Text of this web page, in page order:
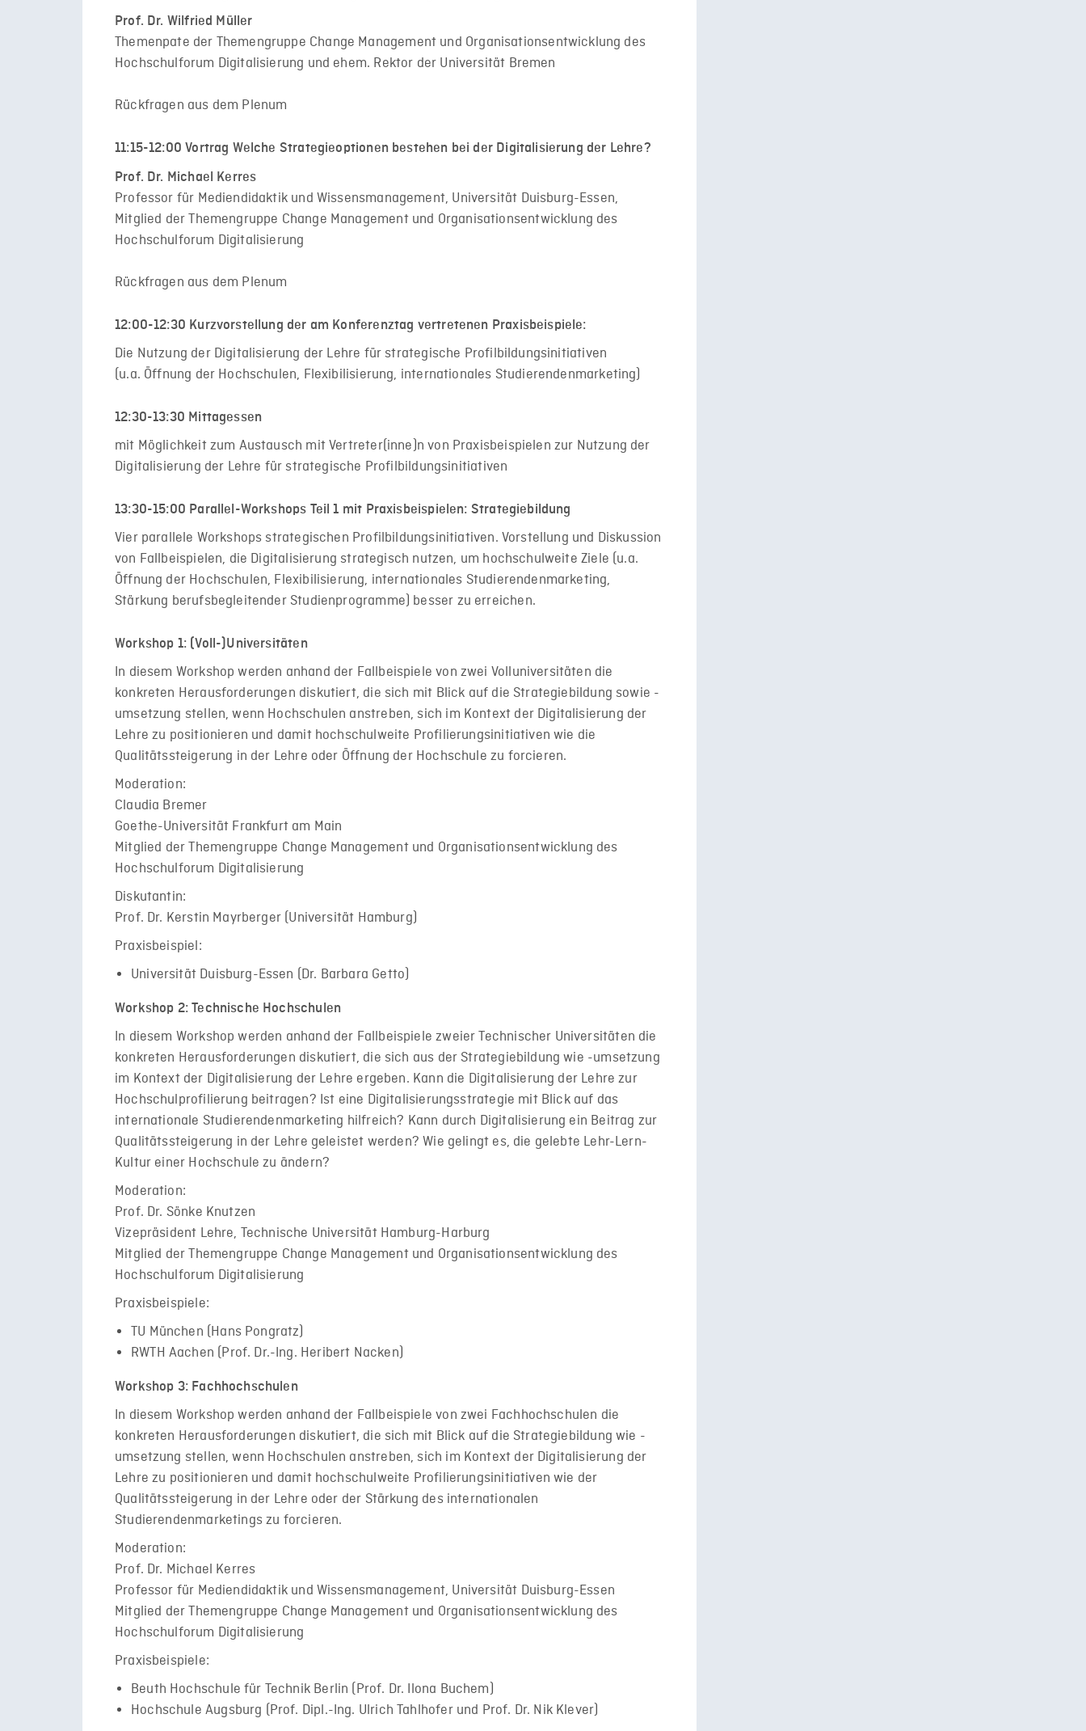
Prof. Dr. Wilfried Müller
Themenpate der Themengruppe Change Management und Organisationsentwicklung des
Hochschulforum Digitalisierung und ehem. Rektor der Universität Bremen
Rückfragen aus dem Plenum
11:15-12:00 Vortrag Welche Strategieoptionen bestehen bei der Digitalisierung der Lehre?
Prof. Dr. Michael Kerres
Professor für Mediendidaktik und Wissensmanagement, Universität Duisburg-Essen,
Mitglied der Themengruppe Change Management und Organisationsentwicklung des
Hochschulforum Digitalisierung
Rückfragen aus dem Plenum
12:00-12:30 Kurzvorstellung der am Konferenztag vertretenen Praxisbeispiele:
Die Nutzung der Digitalisierung der Lehre für strategische Profilbildungsinitiativen
(u.a. Öffnung der Hochschulen, Flexibilisierung, internationales Studierendenmarketing)
12:30-13:30 Mittagessen
mit Möglichkeit zum Austausch mit Vertreter(inne)n von Praxisbeispielen zur Nutzung der
Digitalisierung der Lehre für strategische Profilbildungsinitiativen
13:30-15:00 Parallel-Workshops Teil 1 mit Praxisbeispielen: Strategiebildung
Vier parallele Workshops strategischen Profilbildungsinitiativen. Vorstellung und Diskussion
von Fallbeispielen, die Digitalisierung strategisch nutzen, um hochschulweite Ziele (u.a.
Öffnung der Hochschulen, Flexibilisierung, internationales Studierendenmarketing,
Stärkung berufsbegleitender Studienprogramme) besser zu erreichen.
Workshop 1: (Voll-)Universitäten
In diesem Workshop werden anhand der Fallbeispiele von zwei Volluniversitäten die
konkreten Herausforderungen diskutiert, die sich mit Blick auf die Strategiebildung sowie -
umsetzung stellen, wenn Hochschulen anstreben, sich im Kontext der Digitalisierung der
Lehre zu positionieren und damit hochschulweite Profilierungsinitiativen wie die
Qualitätssteigerung in der Lehre oder Öffnung der Hochschule zu forcieren.
Moderation:
Claudia Bremer
Goethe-Universität Frankfurt am Main
Mitglied der Themengruppe Change Management und Organisationsentwicklung des
Hochschulforum Digitalisierung
Diskutantin:
Prof. Dr. Kerstin Mayrberger (Universität Hamburg)
Praxisbeispiel:
Universität Duisburg-Essen (Dr. Barbara Getto)
Workshop 2: Technische Hochschulen
In diesem Workshop werden anhand der Fallbeispiele zweier Technischer Universitäten die
konkreten Herausforderungen diskutiert, die sich aus der Strategiebildung wie -umsetzung
im Kontext der Digitalisierung der Lehre ergeben. Kann die Digitalisierung der Lehre zur
Hochschulprofilierung beitragen? Ist eine Digitalisierungsstrategie mit Blick auf das
internationale Studierendenmarketing hilfreich? Kann durch Digitalisierung ein Beitrag zur
Qualitätssteigerung in der Lehre geleistet werden? Wie gelingt es, die gelebte Lehr-Lern-
Kultur einer Hochschule zu ändern?
Moderation:
Prof. Dr. Sönke Knutzen
Vizepräsident Lehre, Technische Universität Hamburg-Harburg
Mitglied der Themengruppe Change Management und Organisationsentwicklung des
Hochschulforum Digitalisierung
Praxisbeispiele:
TU München (Hans Pongratz)
RWTH Aachen (Prof. Dr.-Ing. Heribert Nacken)
Workshop 3: Fachhochschulen
In diesem Workshop werden anhand der Fallbeispiele von zwei Fachhochschulen die
konkreten Herausforderungen diskutiert, die sich mit Blick auf die Strategiebildung wie -
umsetzung stellen, wenn Hochschulen anstreben, sich im Kontext der Digitalisierung der
Lehre zu positionieren und damit hochschulweite Profilierungsinitiativen wie der
Qualitätssteigerung in der Lehre oder der Stärkung des internationalen
Studierendenmarketings zu forcieren.
Moderation:
Prof. Dr. Michael Kerres
Professor für Mediendidaktik und Wissensmanagement, Universität Duisburg-Essen
Mitglied der Themengruppe Change Management und Organisationsentwicklung des
Hochschulforum Digitalisierung
Praxisbeispiele:
Beuth Hochschule für Technik Berlin (Prof. Dr. Ilona Buchem)
Hochschule Augsburg (Prof. Dipl.-Ing. Ulrich Tahlhofer und Prof. Dr. Nik Klever)